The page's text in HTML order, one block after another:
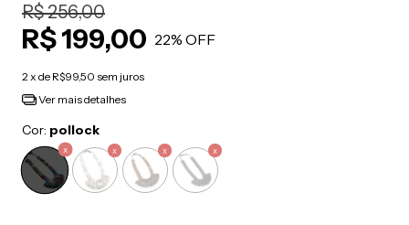
R$ 256,00
R$ 199,00 22% OFF
2x de R$99,50 sem juros
Ver mais detalhes
Cor: pollock